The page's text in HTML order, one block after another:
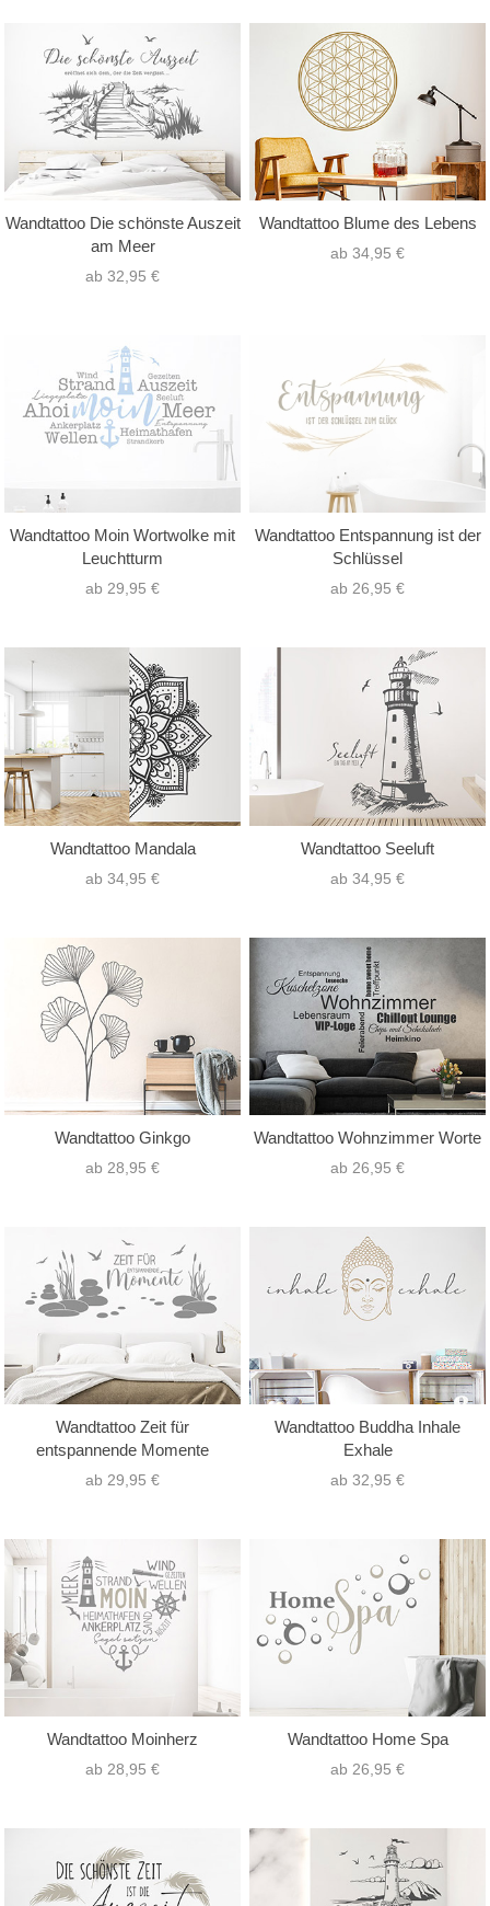
Wandtattoo Die schönste Auszeit
am Meer
ab 32,95 €
Wandtattoo Blume des Lebens
ab 34,95 €
Wandtattoo Moin Wortwolke mit
Leuchtturm
ab 29,95 €
Wandtattoo Entspannung ist der
Schlüssel
ab 26,95 €
Wandtattoo Mandala
ab 34,95 €
Wandtattoo Seeluft
ab 34,95 €
Wandtattoo Ginkgo
ab 28,95 €
Wandtattoo Wohnzimmer Worte
ab 26,95 €
Wandtattoo Zeit für
entspannende Momente
ab 29,95 €
Wandtattoo Buddha Inhale
Exhale
ab 32,95 €
Wandtattoo Moinherz
ab 28,95 €
Wandtattoo Home Spa
ab 26,95 €